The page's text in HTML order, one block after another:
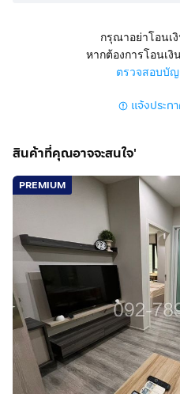
กรุณาอย่าโอนเ
หากต้องการโอนเ
ตรวจสอบบั
แจ้งประก
สินค้าที่คุณอาจจะสนใจ'
PREMIUM